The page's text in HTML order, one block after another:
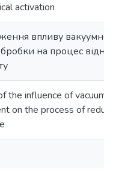
activation
впливу вакуумної
на процес
the influence of vacuum
on the process of